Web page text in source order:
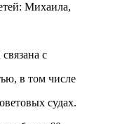
Михаила,
с
в том числе
судах.